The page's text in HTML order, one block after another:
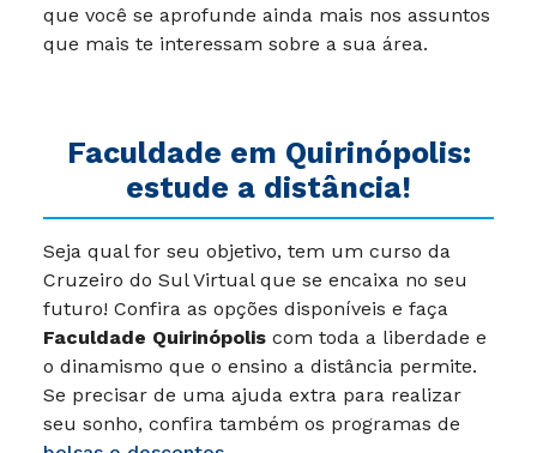
que você se aprofunde ainda mais nos assuntos
que mais te interessam sobre a sua área.
Faculdade em Quirinópolis:
estude a distância!
Seja qual for seu objetivo, tem um curso da
Cruzeiro do Sul Virtual que se encaixa no seu
futuro! Confira as opções disponíveis e faça
Faculdade Quirinópolis com toda a liberdade e
o dinamismo que o ensino a distância permite.
Se precisar de uma ajuda extra para realizar
seu sonho, confira também os programas de